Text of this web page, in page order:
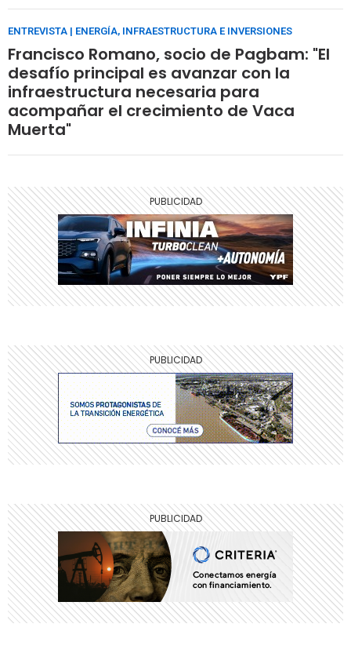
ENTREVISTA | ENERGÍA, INFRAESTRUCTURA E INVERSIONES
Francisco Romano, socio de Pagbam: "El
desafío principal es avanzar con la
infraestructura necesaria para
acompañar el crecimiento de Vaca
Muerta"